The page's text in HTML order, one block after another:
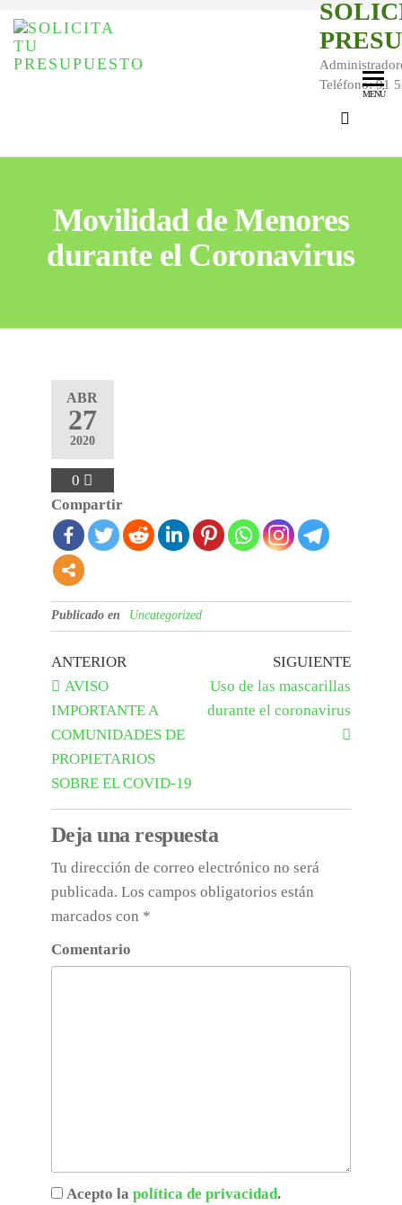
Teléfono: 91
MENÚ
Movilidad de Menores
durante el Coronavirus
ABR
27
2020
0
Compartir
Publicado en Uncategorized
ANTERIOR
AVISO
IMPORTANTE A
COMUNIDADES DE
PROPIETARIOS
SOBRE EL COVID-19
SIGUIENTE
Uso de las mascarillas
durante el coronavirus
Deja una respuesta
Tu dirección de correo electrónico no será
publicada. Los campos obligatorios están
marcados con *
Comentario
Acepto la política de privacidad.